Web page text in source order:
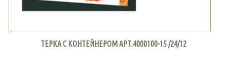
ТЕРКА С КОНТЕЙНЕРОМ АРТ.4000100-15 /24/12